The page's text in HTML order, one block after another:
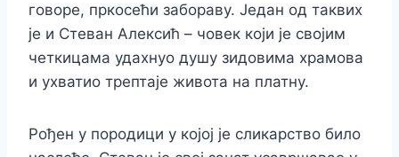
говоре, пркосећи забораву. Један од таквих
је и Стеван Алексић – човек који је својим
четкицама удахнуо душу зидовима храмова
и ухватио трептаје живота на платну.
Рођен у породици у којој је сликарство било